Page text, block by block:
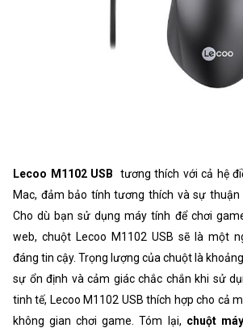
Lecoo M1102 USB
tương thích với cả hệ
Mac, đảm bảo tính tương thích và sự thuận
Cho dù bạn sử dụng máy tính để chơi
web, chuột Lecoo M1102 USB sẽ là một
đáng tin cậy. Trọng lượng của chuột là khoảng
sự ổn định và cảm giác chắc chắn khi sử
tinh tế, Lecoo M1102 USB thích hợp cho cả
không gian chơi game. Tóm lại, chuột